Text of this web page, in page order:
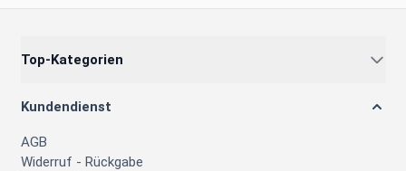
Top-Kategorien
Kundendienst
AGB
Widerruf - Rückgabe